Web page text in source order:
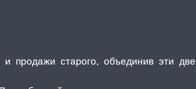
и продажи старого, объединив эти две